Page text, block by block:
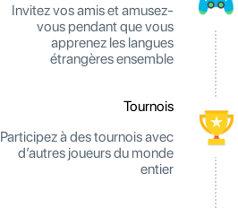
Invitez vos amis et amusez-
vous pendant que vous
apprenez les langues
étrangères ensemble
Tournois
Participez à des tournois avec
d’autres joueurs du monde
entier